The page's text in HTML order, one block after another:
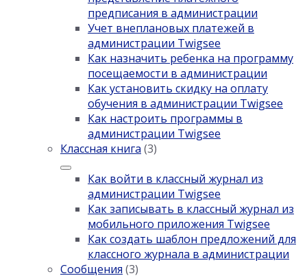
предписания в администрации
Учет внеплановых платежей в
администрации Twigsee
Как назначить ребенка на программу
посещаемости в администрации
Как установить скидку на оплату
обучения в администрации Twigsee
Как настроить программы в
администрации Twigsee
Классная книга (3)
Как войти в классный журнал из
администрации Twigsee
Как записывать в классный журнал из
мобильного приложения Twigsee
Как создать шаблон предложений для
классного журнала в администрации
Сообщения (3)